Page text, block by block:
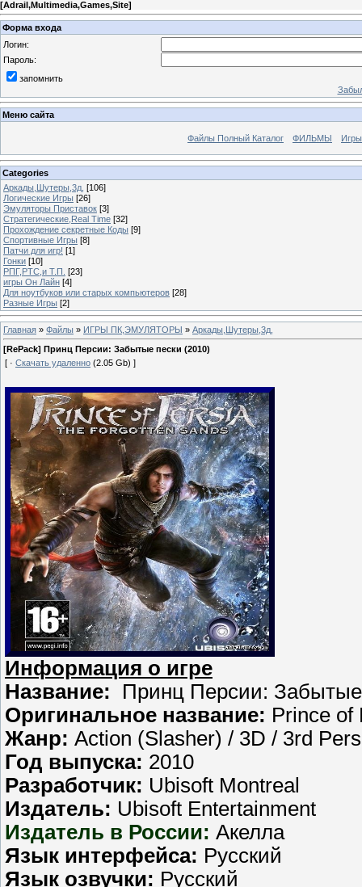
[Adrail,Multimedia,Games,Site]
Форма входа
Логин:
Пароль:
запомнить
Меню сайта
Файлы Полный Каталог ФИЛЬМЫ
Categories
Аркады,Шутеры,3д, [106]
Логические Игры [26]
Эмуляторы Приставок [3]
Стратегические,Real Time [32]
Прохождение секретные Коды [9]
Спортивные Игры [8]
Патчи для игр! [1]
Гонки [10]
РПГ,РТС,и Т.П. [23]
игры Он Лайн [4]
Для ноутбуков или старых компьютеров [28]
Разные Игры [2]
Главная » Файлы » ИГРЫ ПК,ЭМУЛЯТОРЫ » Аркады,Шутеры,3д,
[RePack] Принц Персии: Забытые пески (2010)
[ · Скачать удаленно (2.05 Gb) ]
Информация о игре
Название: Принц Персии: Забытые
Оригинальное название: Prince of
Жанр: Action (Slasher) / 3D / 3rd
Год выпуска: 2010
Разработчик: Ubisoft Montreal
Издатель: Ubisoft Entertainment
Издатель в России: Акелла
Язык интерфейса: Русский
Язык озвучки: Русский